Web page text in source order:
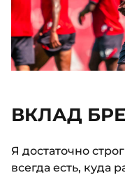
ВКЛАД
Я достаточно
всегда есть, куда